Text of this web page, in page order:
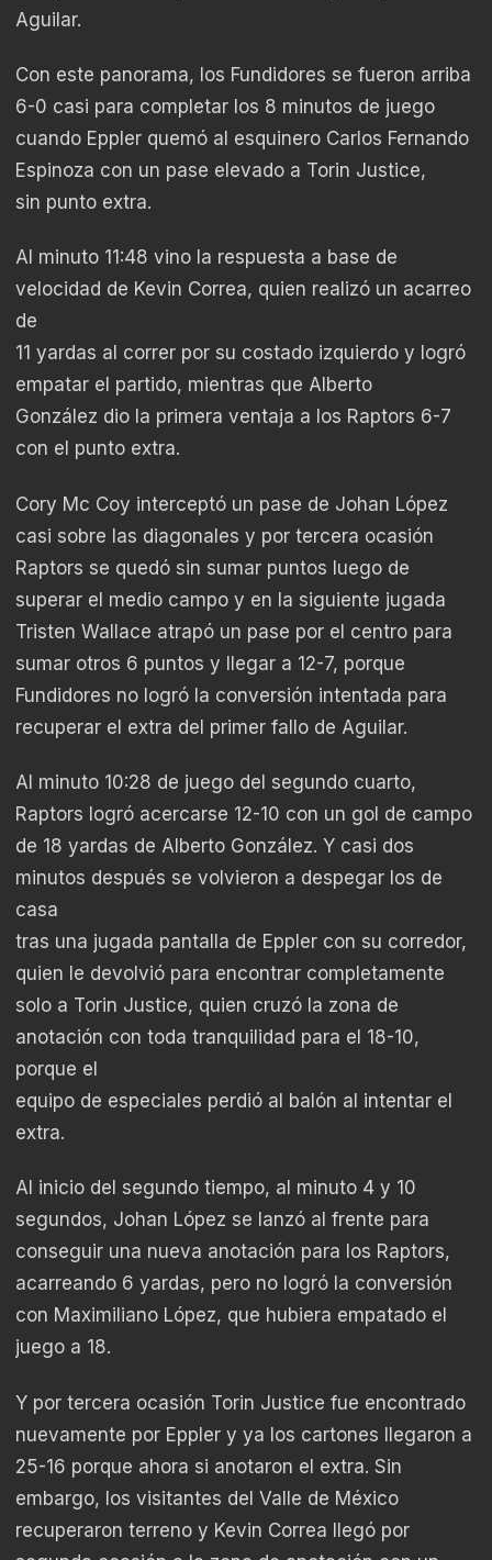
Aguilar.
Con este panorama, los Fundidores se fueron arriba
6-0 casi para completar los 8 minutos de juego
cuando Eppler quemó al esquinero Carlos Fernando
Espinoza con un pase elevado a Torin Justice,
sin punto extra.
Al minuto 11:48 vino la respuesta a base de
velocidad de Kevin Correa, quien realizó un acarreo
de
11 yardas al correr por su costado izquierdo y logró
empatar el partido, mientras que Alberto
González dio la primera ventaja a los Raptors 6-7
con el punto extra.
Cory Mc Coy interceptó un pase de Johan López
casi sobre las diagonales y por tercera ocasión
Raptors se quedó sin sumar puntos luego de
superar el medio campo y en la siguiente jugada
Tristen Wallace atrapó un pase por el centro para
sumar otros 6 puntos y llegar a 12-7, porque
Fundidores no logró la conversión intentada para
recuperar el extra del primer fallo de Aguilar.
Al minuto 10:28 de juego del segundo cuarto,
Raptors logró acercarse 12-10 con un gol de campo
de 18 yardas de Alberto González. Y casi dos
minutos después se volvieron a despegar los de
casa
tras una jugada pantalla de Eppler con su corredor,
quien le devolvió para encontrar completamente
solo a Torin Justice, quien cruzó la zona de
anotación con toda tranquilidad para el 18-10,
porque el
equipo de especiales perdió al balón al intentar el
extra.
Al inicio del segundo tiempo, al minuto 4 y 10
segundos, Johan López se lanzó al frente para
conseguir una nueva anotación para los Raptors,
acarreando 6 yardas, pero no logró la conversión
con Maximiliano López, que hubiera empatado el
juego a 18.
Y por tercera ocasión Torin Justice fue encontrado
nuevamente por Eppler y ya los cartones llegaron a
25-16 porque ahora si anotaron el extra. Sin
embargo, los visitantes del Valle de México
recuperaron terreno y Kevin Correa llegó por